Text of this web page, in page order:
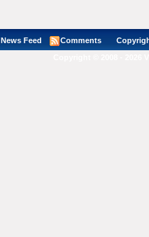
News Feed Comments Copyright